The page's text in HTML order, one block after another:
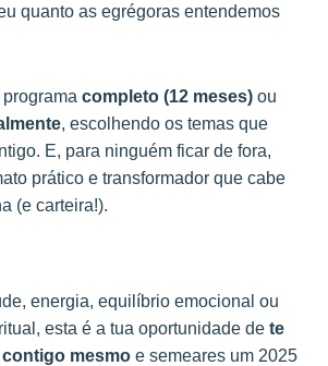
quanto as egrégoras entendemos
completo (12 meses)ou
, escolhendo os temas que
E, para ninguém ficar de fora,
prático e transformador que cabe
(e carteira!).
energia, equilíbrio emocional ou
esta é a tua oportunidade de te
mesmoe semeares um 2025